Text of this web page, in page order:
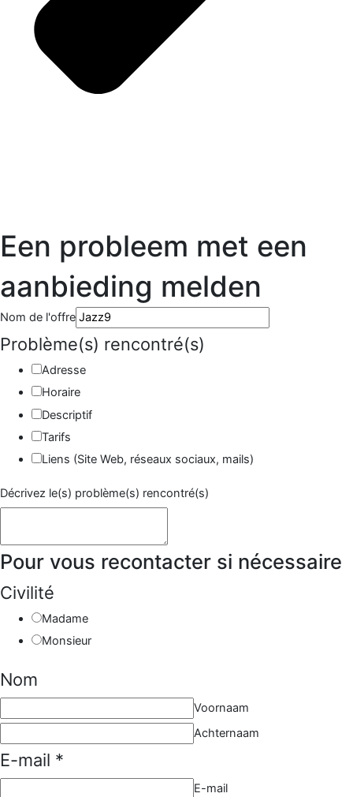
Een probleem met een
aanbieding melden
Nom de l'offre
Problème(s) rencontré(s)
Adresse
Horaire
Descriptif
Tarifs
Liens (Site Web, réseaux sociaux, mails)
Décrivez le(s) problème(s) rencontré(s)
recontacter
de
Pour vous recontacter si nécessaire
Civilité
Madame
Monsieur
Nom
Voornaam
Achternaam
E-mail *
E-mail